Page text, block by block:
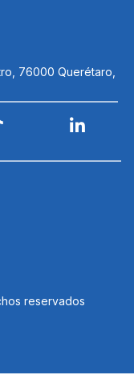
76000 Querétaro,
reservados